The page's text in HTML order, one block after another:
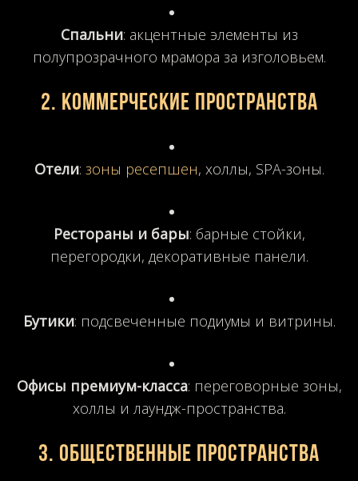
Спальни: акцентные элементы из
полупрозрачного мрамора за изголовьем.
2. Коммерческие пространства
Отели: зоны ресепшен, холлы, SPA-зоны.
Рестораны и бары: барные стойки,
перегородки, декоративные панели.
Бутики: подсвеченные подиумы и витрины.
Офисы премиум-класса: переговорные зоны,
холлы и лаундж-пространства.
3. Общественные пространства